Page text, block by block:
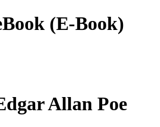
(E-Book)
Allan Poe